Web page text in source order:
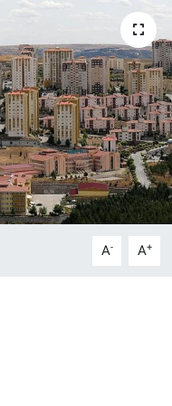
A- A+